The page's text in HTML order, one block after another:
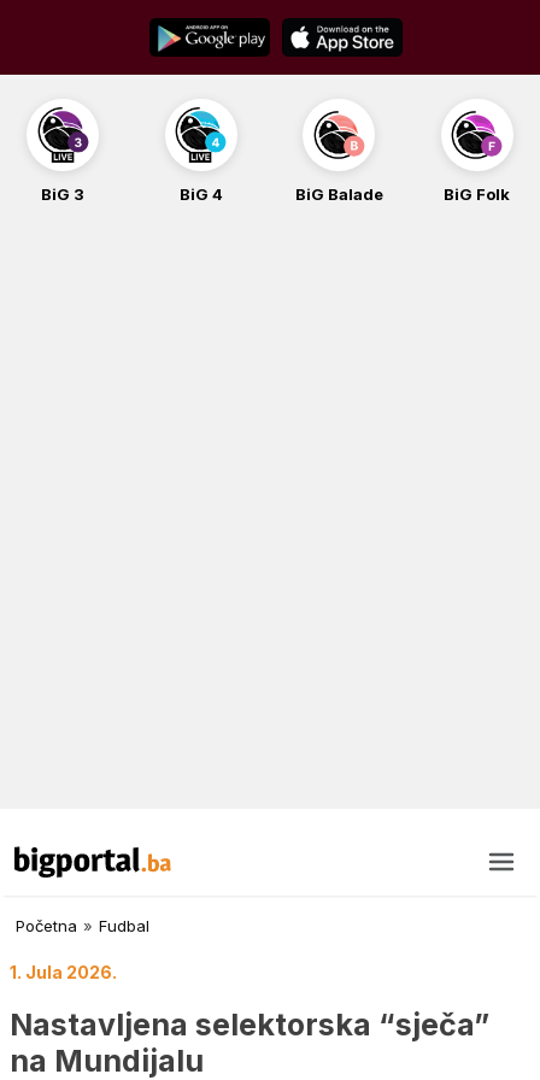
content
BiG 3 BiG 4 BiG Balade BiG Folk
Početna » Fudbal
1. Jula 2026.
Nastavljena selektorska “sječa”
na Mundijalu